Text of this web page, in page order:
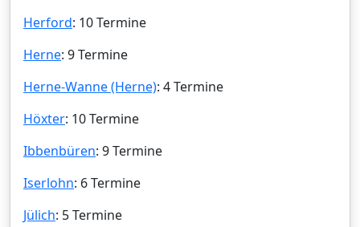
Herford: 10 Termine
Herne: 9 Termine
Herne-Wanne (Herne): 4 Termine
Höxter: 10 Termine
Ibbenbüren: 9 Termine
Iserlohn: 6 Termine
Jülich: 5 Termine